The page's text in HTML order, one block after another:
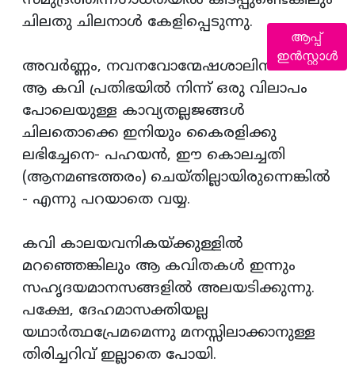
ചിലതു ചിലനാള്‍ കേളിപ്പെടുന്നു.
അവര്‍ണ്ണം, നവനവോന്മേഷശാലിനിയായ
ആ കവി പ്രതിഭയില്‍ നിന്ന് ഒരു വിലാപം
പോലെയുള്ള കാവ്യതല്ലജങ്ങള്‍
ചിലതൊക്കെ ഇനിയും കൈരളിക്കു
ലഭിച്ചേനെ- പഹയന്‍, ഈ കൊലച്ചതി
(ആനമണ്ടത്തരം) ചെയ്തില്ലായിരുന്നെങ്കില്‍
- എന്നു പറയാതെ വയ്യ.
കവി കാലയവനികയ്ക്കുള്ളില്‍
മറഞ്ഞെങ്കിലും ആ കവിതകള്‍ ഇന്നും
സഹൃദയമാനസങ്ങളില്‍ അലയടിക്കുന്നു.
പക്ഷേ, ദേഹമാസക്തിയല്ല
യഥാര്‍ത്ഥപ്രേമമെന്നു മനസ്സിലാക്കാനുള്ള
തിരിച്ചറിവ് ഇല്ലാതെ പോയി.
ആപ്പ്
ഇൻസ്റ്റാൾ